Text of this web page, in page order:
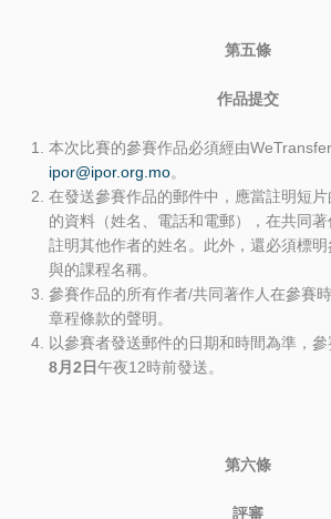
第五條
作品提交
本次比賽的參賽作品必須經由
ipor@ipor.org.mo。
在發送參賽作品的郵件中，應當註明短
的資料（姓名、電話和電郵），在共同
註明其他作者的姓名。此外，還必須標
與的課程名稱。
參賽作品的所有作者/共同著作人在參賽
章程條款的聲明。
以參賽者發送郵件的日期和時間為準，
8月 2 日午夜12時前發送。
第六條
評審